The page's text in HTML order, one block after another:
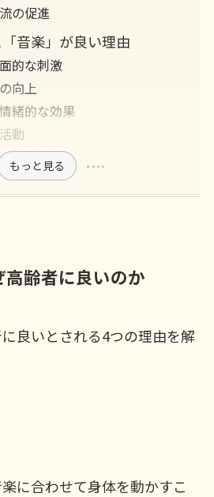
の促進
音楽」が良い理由
的な刺激
向上
緒的な効果
動
もっと見る
齢者に良いのか
良いとされる4つの理由を解
に合わせて身体を動かすこ